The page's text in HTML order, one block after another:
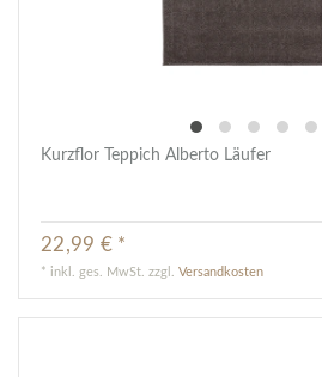
Kurzflor Teppich Alberto Läufer
22,99 € *
* inkl. ges. MwSt. zzgl.Versandkosten